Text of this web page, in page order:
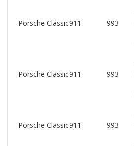
Porsche Classic911 993
Porsche Classic911 993
Porsche Classic911 993